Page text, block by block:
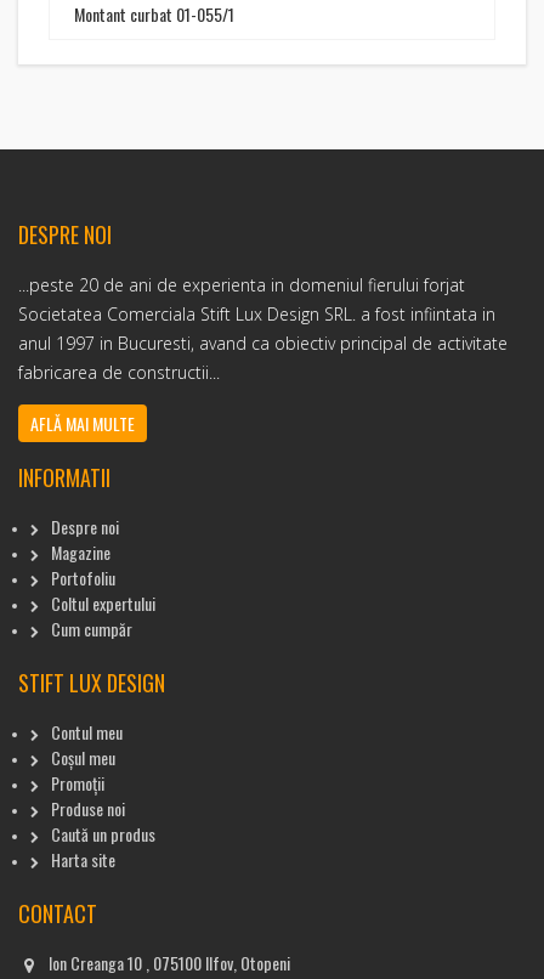
Montant curbat 01-055/1
DESPRE NOI
...peste 20 de ani de experienta in domeniul fierului forjat
Societatea Comerciala Stift Lux Design SRL. a fost infiintata in
anul 1997 in Bucuresti, avand ca obiectiv principal de activitate
fabricarea de constructii...
AFLĂ MAI MULTE
INFORMATII
Despre noi
Magazine
Portofoliu
Coltul expertului
Cum cumpăr
STIFT LUX DESIGN
Contul meu
Coșul meu
Promoții
Produse noi
Caută un produs
Harta site
CONTACT
Ion Creanga 10 , 075100 Ilfov, Otopeni